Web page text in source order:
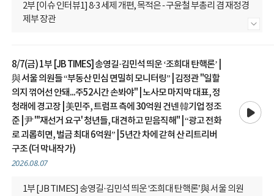
2부 [이슈 인터뷰1] 8·3 세제 개편, 목적은 - 구윤철 부총리 겸 재정경
제부 장관
8/7(금) 1부 [JB TIMES] 송영길·김민석 띄운 ‘조희대 탄핵론’ |
與 서울 의원들 “부동산 민심 면밀히 모니터링” | 김정관 "일할
의지 꺾어선 안돼...주52시간 손봐야" | 노사모 마지막 대표, 정
청래에 경고장 | 美민주, 트럼프 측에 30억원 건넨 韓기업 정조
준 | 尹 "'재선거 요구' 청년들, 대견하고 믿음직해" | “광고 전화
로 괴롭히면, 벌금 최대 6억원” | 5년간 차에 갇혀 산 리트리버
구조 (더 막내작가)
2026.08.07
1부 [JB TIMES] 송영길·김민석 띄운 ‘조희대 탄핵론’ 與 서울 의원